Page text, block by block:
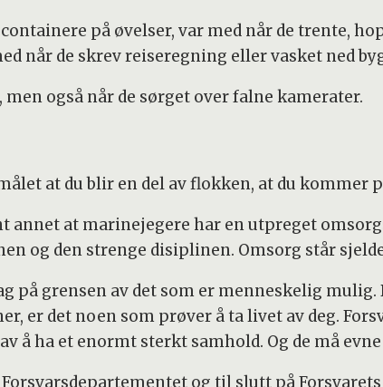
på øvelser, var med når de trente,
når de skrev reiseregning eller vasket ned
også når de sørget over falne kamerater.
at du blir en del av flokken, at du kommer
annet at marinejegere har en utpreget
og den strenge disiplinen. Omsorg står
på grensen av det som er menneskelig
er det noen som prøver å ta livet av deg.
å ha et enormt sterkt samhold. Og de må
og til slutt på